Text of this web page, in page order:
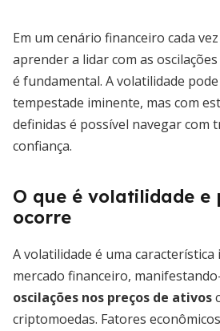
Em um cenário financeiro cada
aprender a lidar com as
é fundamental. A volatilidade
tempestade iminente, mas com
definidas é possível navegar com
confiança.
O que é volatilidade e
ocorre
A volatilidade é uma característica
mercado financeiro,
oscilações nos preços de ativos
criptomoedas. Fatores